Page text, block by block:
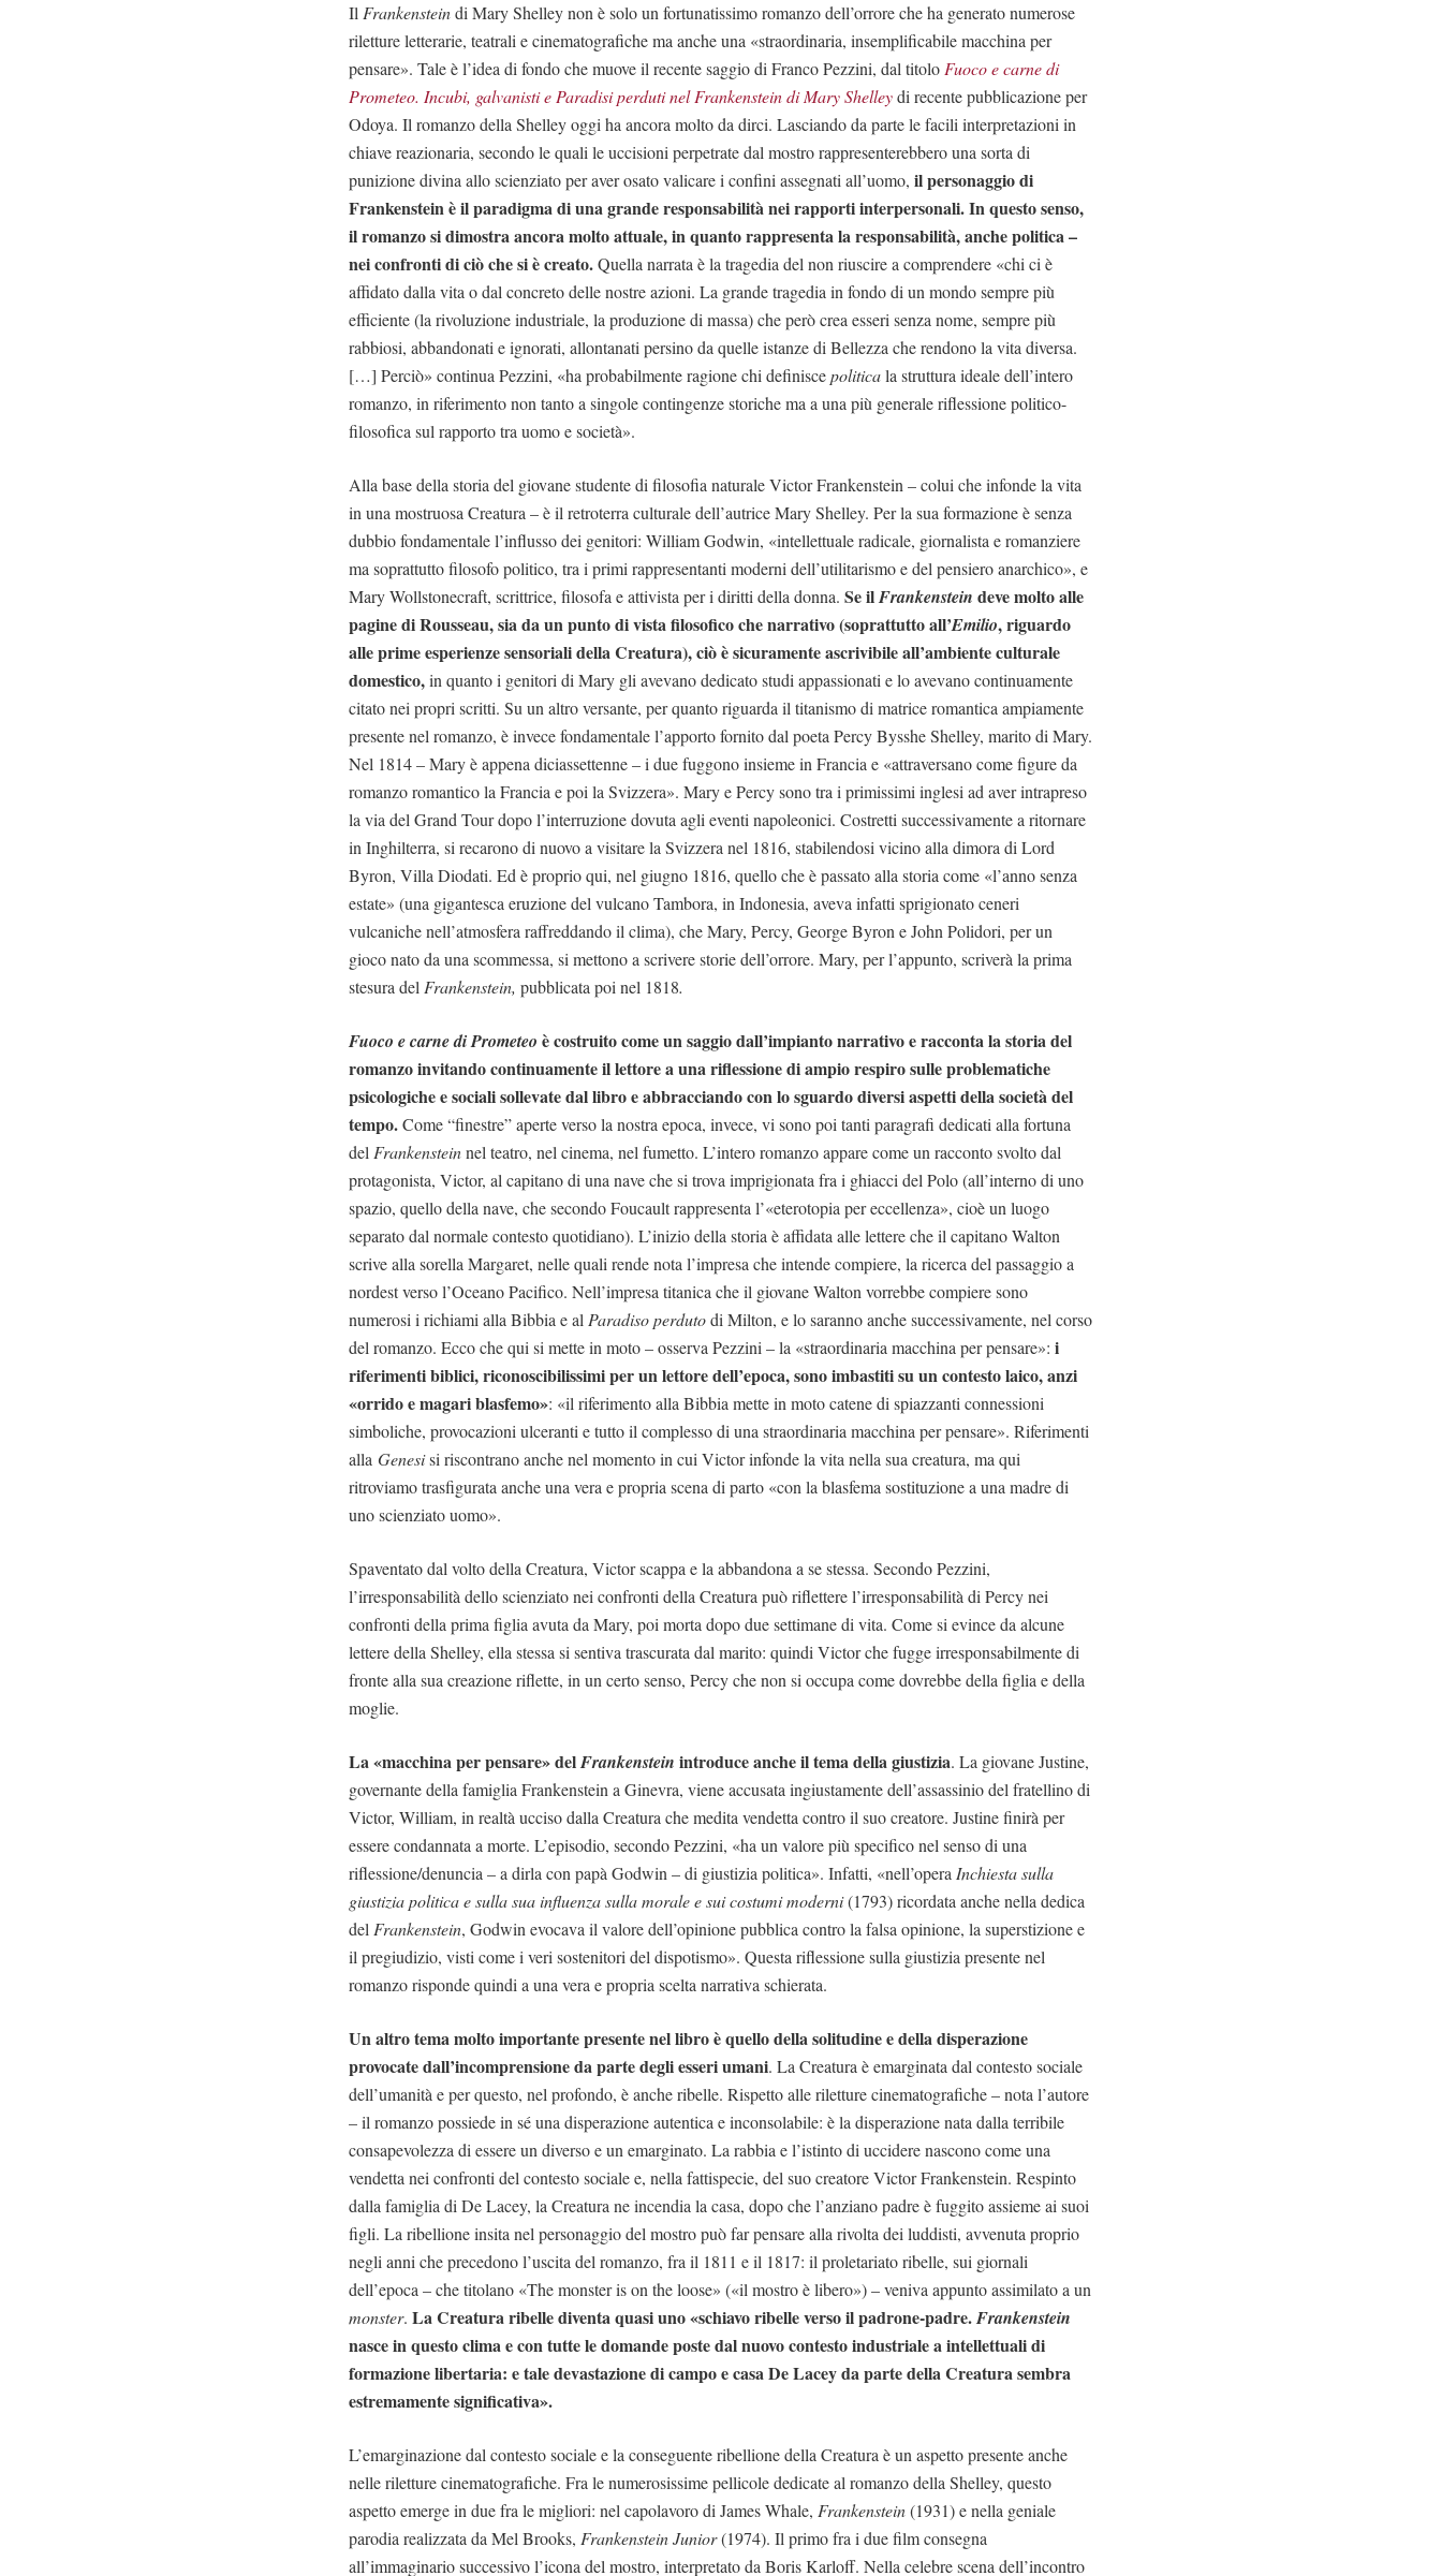
Il Frankensteindi Mary Shelley non è solo un fortunatissimo romanzo dell’orrore che ha generato numerose
riletture letterarie, teatrali e cinematografiche ma anche una «straordinaria, insemplificabile macchina per
pensare». Tale è l’idea di fondo che muove il recente saggio di Franco Pezzini, dal titolo Fuoco e carne di
Prometeo. Incubi, galvanisti e Paradisi perduti nel Frankenstein di Mary Shelleydi recente pubblicazione per
Odoya. Il romanzo della Shelley oggi ha ancora molto da dirci. Lasciando da parte le facili interpretazioni in
chiave reazionaria, secondo le quali le uccisioni perpetrate dal mostro rappresenterebbero una sorta di
punizione divina allo scienziato per aver osato valicare i confini assegnati all’uomo,il personaggio di
Frankenstein è il paradigma di una grande responsabilità nei rapporti interpersonali. In questo senso,
il romanzo si dimostra ancora molto attuale, in quanto rappresenta la responsabilità, anche politica –
nei confronti di ciò che si è creato.Quella narrata è la tragedia del non riuscire a comprendere «chi ci è
affidato dalla vita o dal concreto delle nostre azioni. La grande tragedia in fondo di un mondo sempre più
efficiente (la rivoluzione industriale, la produzione di massa) che però crea esseri senza nome, sempre più
rabbiosi, abbandonati e ignorati, allontanati persino da quelle istanze di Bellezza che rendono la vita diversa.
[…] Perciò» continua Pezzini, «ha probabilmente ragione chi definiscepoliticala struttura ideale dell’intero
romanzo, in riferimento non tanto a singole contingenze storiche ma a una più generale riflessione politico-
filosofica sul rapporto tra uomo e società».
Alla base della storia del giovane studente di filosofia naturale Victor Frankenstein – colui che infonde la vita
in una mostruosa Creatura – è il retroterra culturale dell’autrice Mary Shelley. Per la sua formazione è senza
dubbio fondamentale l’influsso dei genitori: William Godwin, «intellettuale radicale, giornalista e romanziere
ma soprattutto filosofo politico, tra i primi rappresentanti moderni dell’utilitarismo e del pensiero anarchico», e
Mary Wollstonecraft, scrittrice, filosofa e attivista per i diritti della donna.Se ilFrankensteindeve molto alle
pagine di Rousseau, sia da un punto di vista filosofico che narrativo (soprattutto all’Emilio, riguardo
alle prime esperienze sensoriali della Creatura), ciò è sicuramente ascrivibile all’ambiente culturale
domestico,in quanto i genitori di Mary gli avevano dedicato studi appassionati e lo avevano continuamente
citato nei propri scritti. Su un altro versante, per quanto riguarda il titanismo di matrice romantica ampiamente
presente nel romanzo, è invece fondamentale l’apporto fornito dal poeta Percy Bysshe Shelley, marito di Mary.
Nel 1814 – Mary è appena diciassettenne – i due fuggono insieme in Francia e «attraversano come figure da
romanzo romantico la Francia e poi la Svizzera». Mary e Percy sono tra i primissimi inglesi ad aver intrapreso
la via del Grand Tour dopo l’interruzione dovuta agli eventi napoleonici. Costretti successivamente a ritornare
in Inghilterra, si recarono di nuovo a visitare la Svizzera nel 1816, stabilendosi vicino alla dimora di Lord
Byron, Villa Diodati. Ed è proprio qui, nel giugno 1816, quello che è passato alla storia come «l’anno senza
estate» (una gigantesca eruzione del vulcano Tambora, in Indonesia, aveva infatti sprigionato ceneri
vulcaniche nell’atmosfera raffreddando il clima), che Mary, Percy, George Byron e John Polidori, per un
gioco nato da una scommessa, si mettono a scrivere storie dell’orrore. Mary, per l’appunto, scriverà la prima
stesura del Frankenstein,pubblicata poi nel 1818.
Fuoco e carne di Prometeo è costruito come un saggio dall’impianto narrativo e racconta la storia del
romanzo invitando continuamente il lettore a una riflessione di ampio respiro sulle problematiche
psicologiche e sociali sollevate dal libro e abbracciando con lo sguardo diversi aspetti della società del
tempo.Come “finestre” aperte verso la nostra epoca, invece, vi sono poi tanti paragrafi dedicati alla fortuna
del Frankensteinnel teatro, nel cinema, nel fumetto. L’intero romanzo appare come un racconto svolto dal
protagonista, Victor, al capitano di una nave che si trova imprigionata fra i ghiacci del Polo (all’interno di uno
spazio, quello della nave, che secondo Foucault rappresenta l’«eterotopia per eccellenza», cioè un luogo
separato dal normale contesto quotidiano). L’inizio della storia è affidata alle lettere che il capitano Walton
scrive alla sorella Margaret, nelle quali rende nota l’impresa che intende compiere, la ricerca del passaggio a
nordest verso l’Oceano Pacifico. Nell’impresa titanica che il giovane Walton vorrebbe compiere sono
numerosi i richiami alla Bibbia e al Paradiso perdutodi Milton, e lo saranno anche successivamente, nel corso
del romanzo. Ecco che qui si mette in moto – osserva Pezzini – la «straordinaria macchina per pensare»:i
riferimenti biblici, riconoscibilissimi per un lettore dell’epoca, sono imbastiti su un contesto laico, anzi
«orrido e magari blasfemo»: «il riferimento alla Bibbia mette in moto catene di spiazzanti connessioni
simboliche, provocazioni ulceranti e tutto il complesso di una straordinaria macchina per pensare». Riferimenti
allaGenesisi riscontrano anche nel momento in cui Victor infonde la vita nella sua creatura, ma qui
ritroviamo trasfigurata anche una vera e propria scena di parto «con la blasfema sostituzione a una madre di
uno scienziato uomo».
Spaventato dal volto della Creatura, Victor scappa e la abbandona a se stessa. Secondo Pezzini,
l’irresponsabilità dello scienziato nei confronti della Creatura può riflettere l’irresponsabilità di Percy nei
confronti della prima figlia avuta da Mary, poi morta dopo due settimane di vita. Come si evince da alcune
lettere della Shelley, ella stessa si sentiva trascurata dal marito: quindi Victor che fugge irresponsabilmente di
fronte alla sua creazione riflette, in un certo senso, Percy che non si occupa come dovrebbe della figlia e della
moglie.
La «macchina per pensare» delFrankenstein introduce anche il tema della giustizia. La giovane Justine,
governante della famiglia Frankenstein a Ginevra, viene accusata ingiustamente dell’assassinio del fratellino di
Victor, William, in realtà ucciso dalla Creatura che medita vendetta contro il suo creatore. Justine finirà per
essere condannata a morte. L’episodio, secondo Pezzini, «ha un valore più specifico nel senso di una
riflessione/denuncia – a dirla con papà Godwin – di giustizia politica». Infatti, «nell’opera Inchiesta sulla
giustizia politica e sulla sua influenza sulla morale e sui costumi moderni(1793) ricordata anche nella dedica
del Frankenstein, Godwin evocava il valore dell’opinione pubblica contro la falsa opinione, la superstizione e
il pregiudizio, visti come i veri sostenitori del dispotismo». Questa riflessione sulla giustizia presente nel
romanzo risponde quindi a una vera e propria scelta narrativa schierata.
Un altro tema molto importante presente nel libro è quello della solitudine e della disperazione
provocate dall’incomprensione da parte degli esseri umani. La Creatura è emarginata dal contesto sociale
dell’umanità e per questo, nel profondo, è anche ribelle. Rispetto alle riletture cinematografiche – nota l’autore
– il romanzo possiede in sé una disperazione autentica e inconsolabile: è la disperazione nata dalla terribile
consapevolezza di essere un diverso e un emarginato. La rabbia e l’istinto di uccidere nascono come una
vendetta nei confronti del contesto sociale e, nella fattispecie, del suo creatore Victor Frankenstein. Respinto
dalla famiglia di De Lacey, la Creatura ne incendia la casa, dopo che l’anziano padre è fuggito assieme ai suoi
figli. La ribellione insita nel personaggio del mostro può far pensare alla rivolta dei luddisti, avvenuta proprio
negli anni che precedono l’uscita del romanzo, fra il 1811 e il 1817: il proletariato ribelle, sui giornali
dell’epoca – che titolano «The monster is on the loose» («il mostro è libero») – veniva appunto assimilato a un
monster.La Creatura ribelle diventa quasi uno «schiavo ribelle verso il padrone-padre.Frankenstein
nasce in questo clima e con tutte le domande poste dal nuovo contesto industriale a intellettuali di
formazione libertaria: e tale devastazione di campo e casa De Lacey da parte della Creatura sembra
estremamente significativa».
L’emarginazione dal contesto sociale e la conseguente ribellione della Creatura è un aspetto presente anche
nelle riletture cinematografiche. Fra le numerosissime pellicole dedicate al romanzo della Shelley, questo
aspetto emerge in due fra le migliori: nel capolavoro di James Whale, Frankenstein(1931) e nella geniale
parodia realizzata da Mel Brooks, Frankenstein Junior(1974). Il primo fra i due film consegna
all’immaginario successivo l’icona del mostro, interpretato da Boris Karloff. Nella celebre scena dell’incontro